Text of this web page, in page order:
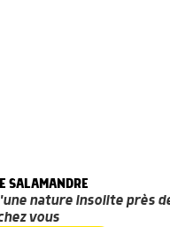
SALAMANDRE
nature insolite près
vous